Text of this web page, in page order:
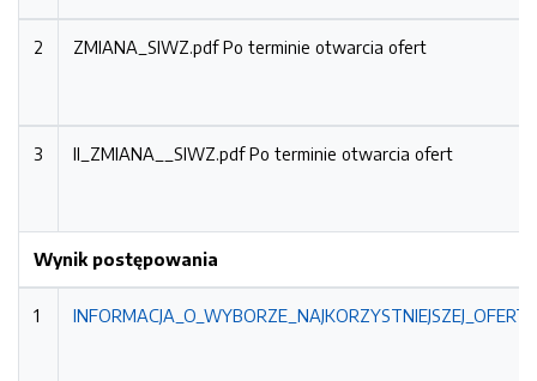
2 ZMIANA_SIWZ.pdfPo terminie otwarcia ofert
3 II_ZMIANA__SIWZ.pdfPo terminie otwarcia ofert
Wynik postępowania
1